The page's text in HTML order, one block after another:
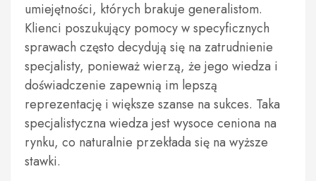
umiejętności, których brakuje generalistom.
Klienci poszukujący pomocy w specyficznych
sprawach często decydują się na zatrudnienie
specjalisty, ponieważ wierzą, że jego wiedza i
doświadczenie zapewnią im lepszą
reprezentację i większe szanse na sukces. Taka
specjalistyczna wiedza jest wysoce ceniona na
rynku, co naturalnie przekłada się na wyższe
stawki.